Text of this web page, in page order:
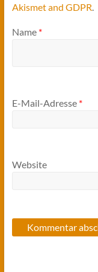
Akismet and GDPR
Name *
E-Mail-Adresse *
Website